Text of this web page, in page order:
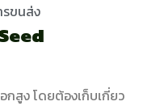
รขนส่ง
กสูง โดยต้องเก็บเกี่ยว